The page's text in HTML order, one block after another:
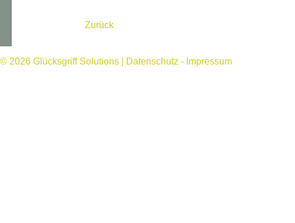
Zurück
© 2026 Glücksgriff Solutions Datenschutz - Impressum